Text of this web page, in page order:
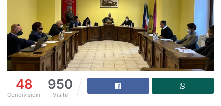
48
Condivisioni
950
Visite